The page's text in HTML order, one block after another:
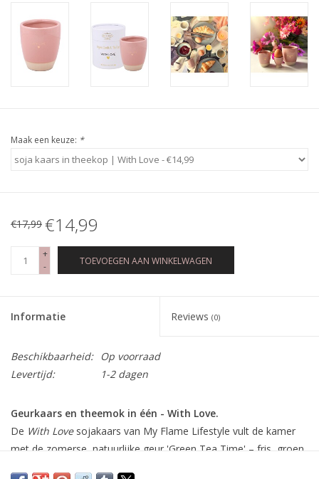
Maak een keuze: *
€17,99 €14,99
+
-
TOEVOEGEN AAN WINKELWAGEN
Informatie Reviews (0)
Beschikbaarheid:
Op voorraad
Levertijd:
1-2 dagen
Geurkaars en theemok in één - With Love.
De With Lovesojakaars van My Flame Lifestyle vult de kamer
met de zomerse, natuurlijke geur 'Green Tea Time' – fris, groen